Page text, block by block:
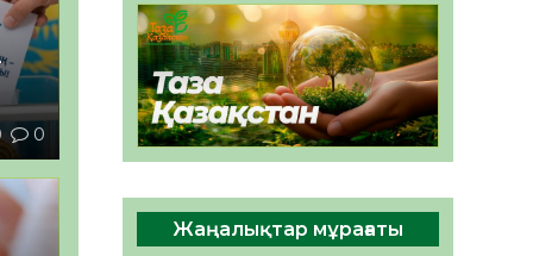
0
05.08.2026
39 0
Жаңалықтар мұрағаты